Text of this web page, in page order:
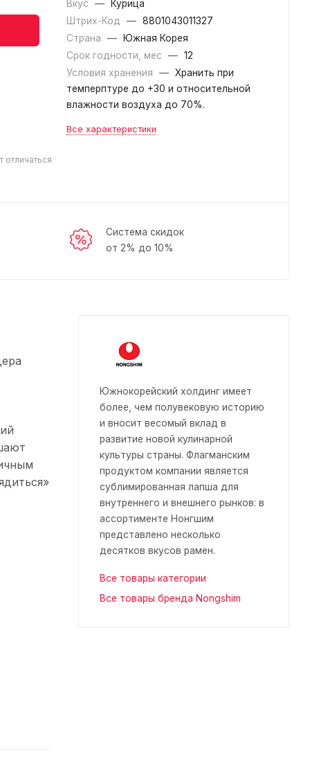
Вкус
—
Курица
Штрих-Код
— 8801043011327
Страна
—
Южная Корея
Срок годности, мес
— 12
Условия хранения
— Хранить при
темперптуре до +30 и относительной
влажности воздуха до 70%.
Все характеристики
Система скидок
от 2% до 10%
Южнокорейский холдинг имеет
более, чем полувековую историю
и вносит весомый вклад в
развитие новой кулинарной
культуры страны. Флагманским
продуктом компании является
сублимированная лапша для
внутреннего и внешнего рынков: в
ассортименте Нонгшим
представлено несколько
десятков вкусов рамен.
Все товары категории
Все товары бренда Nongshim